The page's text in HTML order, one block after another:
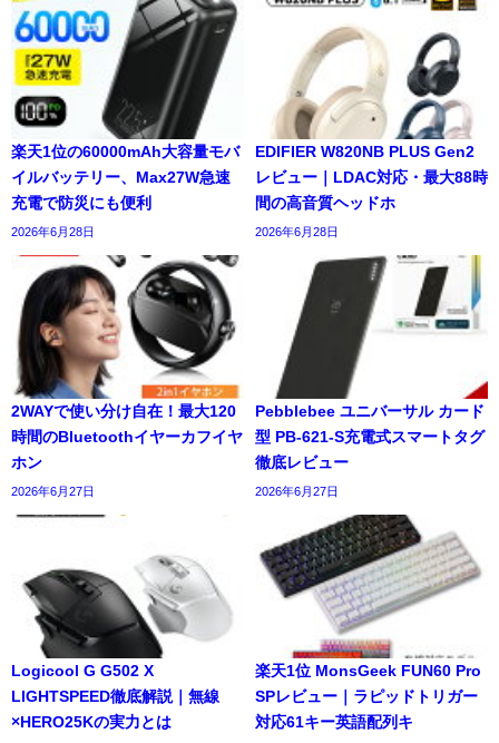
楽天1位の60000mAh大容量モバ
イルバッテリー、Max27W急速
充電で防災にも便利
2026年6月28日
EDIFIER W820NB PLUS Gen2
レビュー｜LDAC対応・最大88時
間の高音質ヘッドホ
2026年6月28日
2WAYで使い分け自在！最大120
時間のBluetoothイヤーカフイヤ
ホン
2026年6月27日
Pebblebee ユニバーサル カード
型 PB-621-S充電式スマートタグ
徹底レビュー
2026年6月27日
Logicool G G502 X
LIGHTSPEED徹底解説｜無線
×HERO25Kの実力とは
楽天1位 MonsGeek FUN60 Pro
SPレビュー｜ラピッドトリガー
対応61キー英語配列キ